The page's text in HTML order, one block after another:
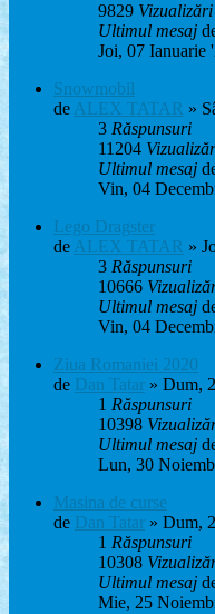
9829 Vizualizări
Ultimul mesaj
Joi, 07 Ianuarie
Snowmobil
de ALEX TATAR »
3 Răspunsuri
11204
Ultimul mesaj
Vin, 04
Lego Dragster
de ALEX TATAR »
3 Răspunsuri
10666
Ultimul mesaj
Vin, 04
Ziua Romaniei 2020
de Dan Tatar » Dum,
1 Răspunsuri
10398
Ultimul mesaj
Lun, 30
Masina de curse
de Dan Tatar » Dum,
1 Răspunsuri
10308
Ultimul mesaj
Mie, 25